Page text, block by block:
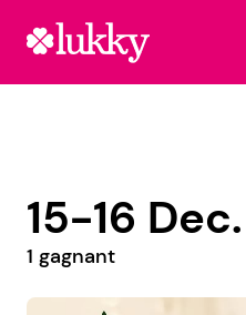
15-16 Dec.
1 gagnant